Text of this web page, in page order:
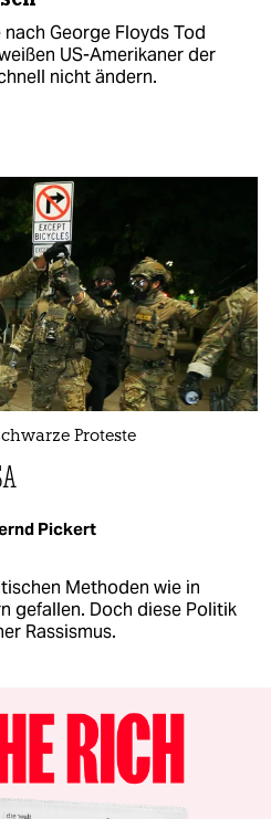
George Floyds Tod
US-Amerikaner der
nicht ändern.
Proteste
Pickert
Methoden wie in
gefallen. Doch diese Politik
Rassismus.